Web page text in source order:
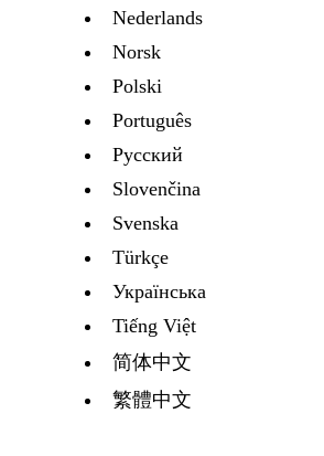
Nederlands
Norsk
Polski
Português
Русский
Slovenčina
Svenska
Türkçe
Украïнська
Tiếng Việt
简体中文
繁體中文